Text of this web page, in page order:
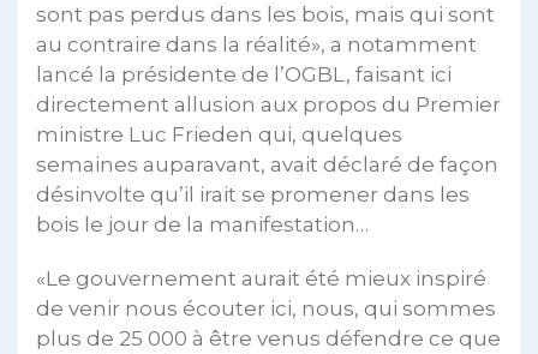
sont pas perdus dans les bois, mais qui sont
au contraire dans la réalité», a notamment
lancé la présidente de l’OGBL, faisant ici
directement allusion aux propos du Premier
ministre Luc Frieden qui, quelques
semaines auparavant, avait déclaré de façon
désinvolte qu’il irait se promener dans les
bois le jour de la manifestation…
«Le gouvernement aurait été mieux inspiré
de venir nous écouter ici, nous, qui sommes
plus de 25 000 à être venus défendre ce que